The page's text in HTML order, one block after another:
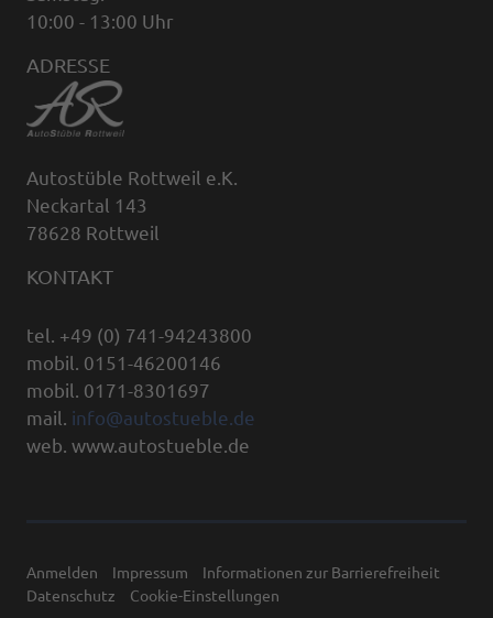
10:00 - 13:00 Uhr
ADRESSE
Autostüble Rottweil e.K.
Neckartal 143
78628 Rottweil
KONTAKT
tel. +49 (0) 741-94243800
mobil. 0151-46200146
mobil. 0171-8301697
mail. info@autostueble.de
web. www.autostueble.de
Anmelden Impressum
Informationen zur Barrierefreiheit
Datenschutz
Cookie-Einstellungen